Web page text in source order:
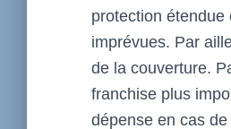
protection
imprévues. Par
de la couverture.
franchise plus
dépense en cas de